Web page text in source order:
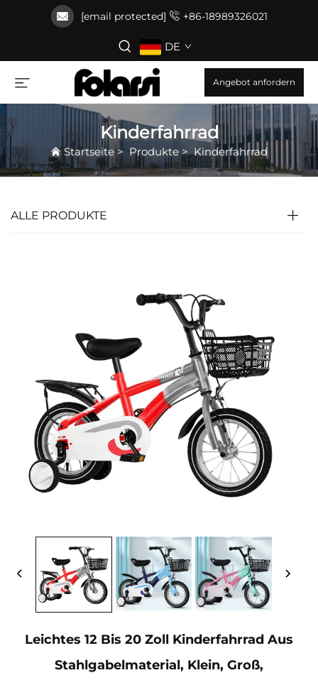
[email protected] +86-18989326021
DE
Angebot anfordern
Kinderfahrrad
Startseite > Produkte >Kinderfahrrad
ALLE PRODUKTE
Leichtes 12 Bis 20 Zoll Kinderfahrrad Aus
Stahlgabelmaterial, Klein, Groß,